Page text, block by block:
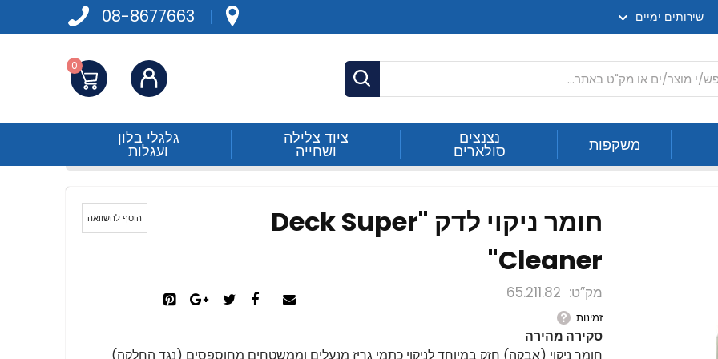
08-8677663 שירותים ימיים
חפש
התחברות 0
משקפות נצנצים
סולארים
ציוד צלילה
ושחייה
גלגלי בלון
ועגלות
חומר ניקוי לדק "Deck Super
Cleaner"
מק”ט 65.211.82
זמינות
סקירה מהירה
הוסף להשוואה